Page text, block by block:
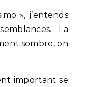
», j’entends
La
sombre, on
important se